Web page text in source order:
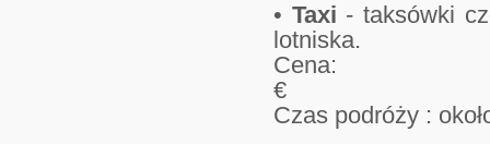
• Taxi - taksówki
lotniska.
Czas podróży :